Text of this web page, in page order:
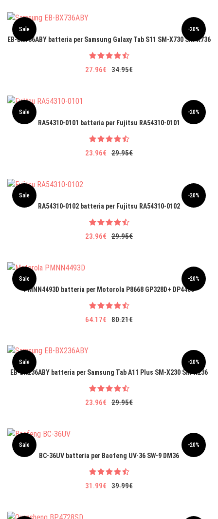
Sale -20%
EB-BX736ABY batteria per Samsung Galaxy Tab S11 SM-X730 SM-X736
27.96€ 34.95€
Sale -20%
RA54310-0101 batteria per Fujitsu RA54310-0101
23.96€ 29.95€
Sale -20%
RA54310-0102 batteria per Fujitsu RA54310-0102
23.96€ 29.95€
Sale -20%
PMNN4493D batteria per Motorola P8668 GP328D+ DP4400
64.17€ 80.21€
Sale -20%
EB-BX236ABY batteria per Samsung Tab A11 Plus SM-X230 SM-X236
23.96€ 29.95€
Sale -20%
BC-36UV batteria per Baofeng UV-36 SW-9 DM36
31.99€ 39.99€